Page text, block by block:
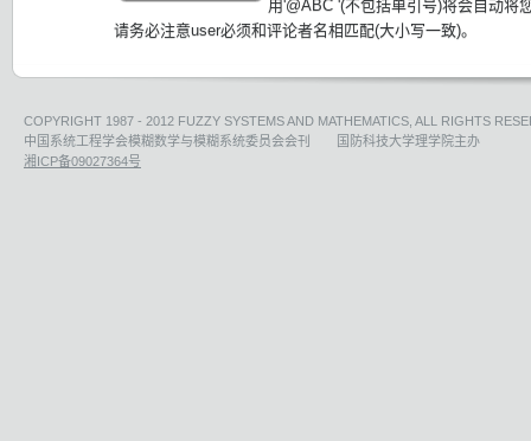
用'@ABC '(不包括单引号)将会自动将
请务必注意user必须和评论者名相匹配(大小写一致)。
COPYRIGHT 1987 - 2012 FUZZY SYSTEMS AND MATHEMATICS, ALL RIGHTS
中国系统工程学会模糊数学与模糊系统委员会会刊 国防科技大学理学院主办
湘ICP备09027364号